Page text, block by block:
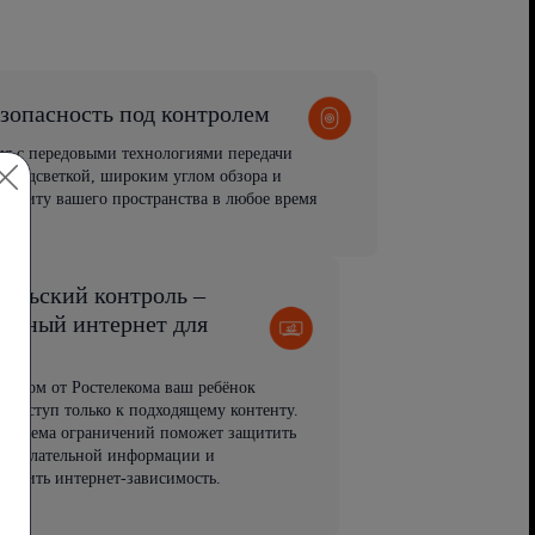
под контролем
с передовыми технологиями передачи
подсветкой, широким углом обзора и
вашего пространства в любое время
контроль –
интернет для
от Ростелекома ваш ребёнок
доступ только к подходящему контенту.
ограничений поможет защитить
информации и
интернет-зависимость.